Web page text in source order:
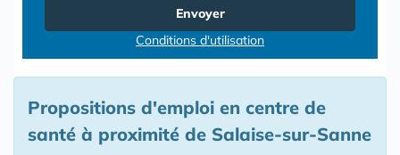
Envoyer
Conditions d'utilisation
Propositions d'emploi en centre de
santé à proximité de Salaise-sur-Sanne